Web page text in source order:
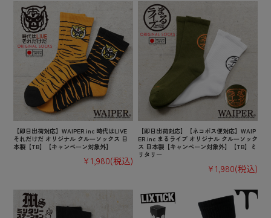
【即日出荷対応】WAIPER.inc 時代はLIVE
それだけだ オリジナル クルーソックス 日
本製【TB】【キャンペーン対象外】
¥1,980(税込)
【即日出荷対応】【ネコポス便対応】WAIP
ER.inc まるライブ オリジナル クルーソック
ス 日本製【キャンペーン対象外】【TB】ミ
リタリー
¥1,980(税込)